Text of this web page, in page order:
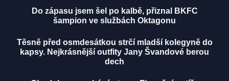
Do zápasu jsem šel po kalbě, přiznal BKFC
šampion ve službách Oktagonu
Těsně před osmdesátkou strčí mladší kolegyně do
kapsy. Nejkrásnější outfity Jany Švandové berou
dech